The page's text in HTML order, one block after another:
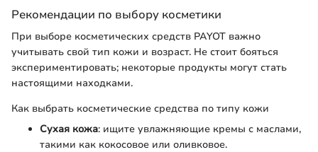
Рекомендации по выбору косметики
При выборе косметических средств PAYOT важно
учитывать свой тип кожи и возраст. Не стоит бояться
экспериментировать; некоторые продукты могут стать
настоящими находками.
Как выбрать косметические средства по типу кожи
Сухая кожа: ищите увлажняющие кремы с маслами,
такими как кокосовое или оливковое.